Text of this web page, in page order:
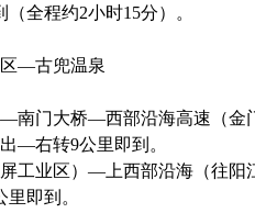
（全程约2小时15分）。
—古兜温泉
—南门大桥—西部沿海高速（金
—右转9公里即到。
屏工业区）—上西部沿海（往
即到。